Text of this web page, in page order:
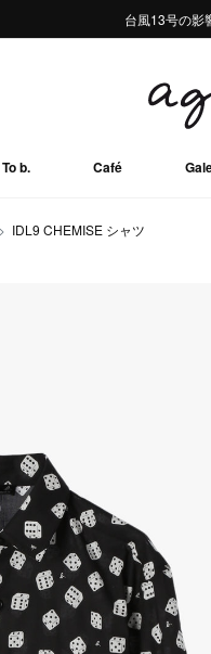
熊本地域地震の
Summer
台風13号の影
熊本地域地震の
Summer
To b. Café
IDL9 CHEMISE シャツ